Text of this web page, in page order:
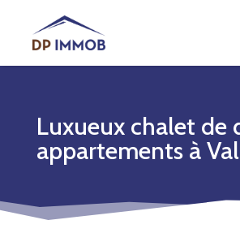
Luxueux chalet de
appartements à